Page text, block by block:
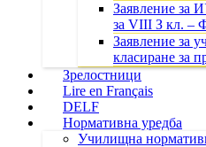
Заявление за
за VIII З кл. –
Заявление за
класиране за
Зрелостници
Lire en Français
DELF
Нормативна уредба
Училищна